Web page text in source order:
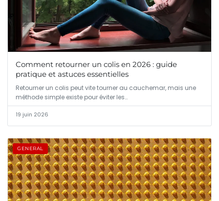
Comment retourner un colis en 2026 : guide
pratique et astuces essentielles
Retourner un colis peut vite tourner au cauchemar, mais une
méthode simple existe pour éviter les…
19 juin 2026
GENERAL